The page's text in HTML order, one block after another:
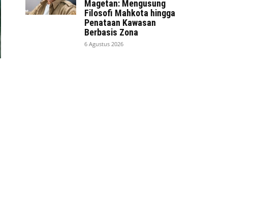
Magetan: Mengusung
Filosofi Mahkota hingga
Penataan Kawasan
Berbasis Zona
6 Agustus 2026